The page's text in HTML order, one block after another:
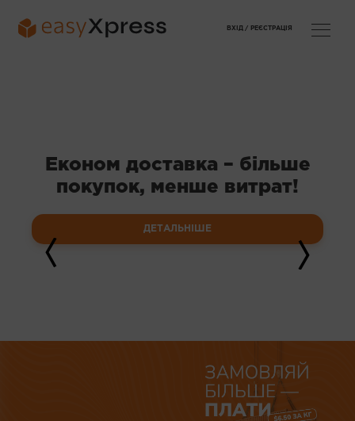
Економ доставка – більше
покупок, менше витрат!
ДЕТАЛЬНІШЕ
ВХІД / РЕЄСТРАЦІЯ